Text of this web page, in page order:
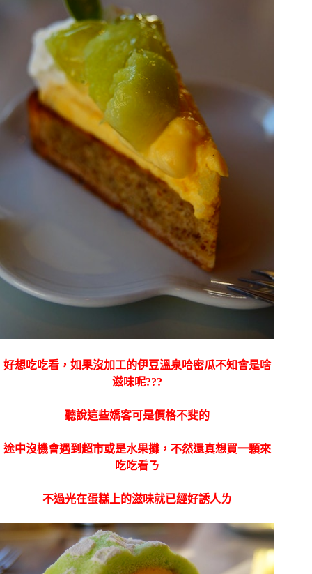
好想吃吃看，如果沒加工的伊豆溫泉哈密瓜不知會是啥
滋味呢???
聽說這些嬌客可是價格不斐的
途中沒機會遇到超市或是水果攤，不然還真想買一顆來
吃吃看ㄋ
不過光在蛋糕上的滋味就已經好誘人ㄌ